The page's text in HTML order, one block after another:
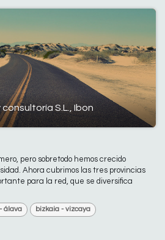
S.L., Ibon
pero sobretodo hemos crecido
Ahora cubrimos las tres provincias
para la red, que se diversifica
álava bizkaia - vizcaya